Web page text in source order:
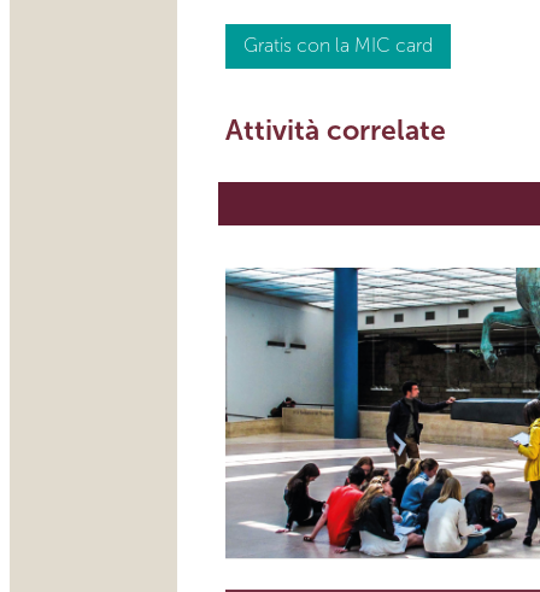
Gratis con la MIC card
Attività correlate